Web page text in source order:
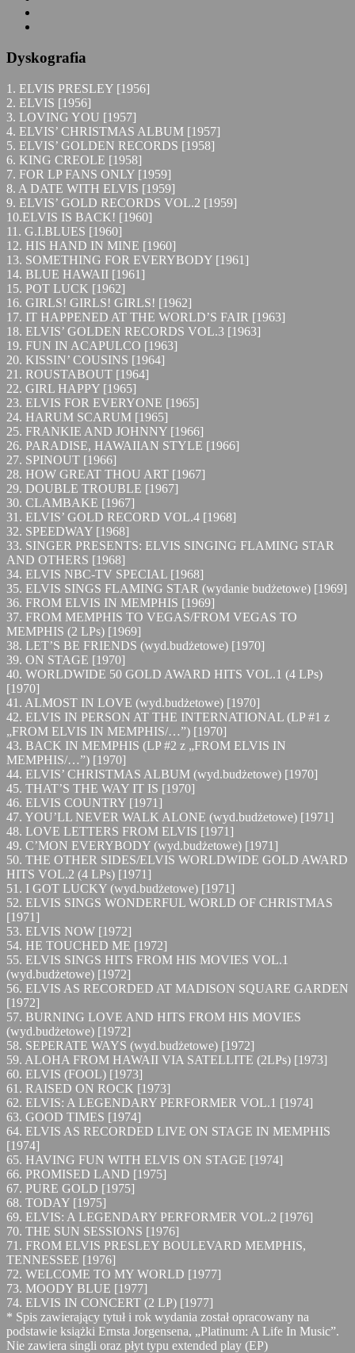
Dyskografia
1. ELVIS PRESLEY [1956]
2. ELVIS [1956]
3. LOVING YOU [1957]
4. ELVIS’ CHRISTMAS ALBUM [1957]
5. ELVIS’ GOLDEN RECORDS [1958]
6. KING CREOLE [1958]
7. FOR LP FANS ONLY [1959]
8. A DATE WITH ELVIS [1959]
9. ELVIS’ GOLD RECORDS VOL.2 [1959]
10.ELVIS IS BACK! [1960]
11. G.I.BLUES [1960]
12. HIS HAND IN MINE [1960]
13. SOMETHING FOR EVERYBODY [1961]
14. BLUE HAWAII [1961]
15. POT LUCK [1962]
16. GIRLS! GIRLS! GIRLS! [1962]
17. IT HAPPENED AT THE WORLD’S FAIR [1963]
18. ELVIS’ GOLDEN RECORDS VOL.3 [1963]
19. FUN IN ACAPULCO [1963]
20. KISSIN’ COUSINS [1964]
21. ROUSTABOUT [1964]
22. GIRL HAPPY [1965]
23. ELVIS FOR EVERYONE [1965]
24. HARUM SCARUM [1965]
25. FRANKIE AND JOHNNY [1966]
26. PARADISE, HAWAIIAN STYLE [1966]
27. SPINOUT [1966]
28. HOW GREAT THOU ART [1967]
29. DOUBLE TROUBLE [1967]
30. CLAMBAKE [1967]
31. ELVIS’ GOLD RECORD VOL.4 [1968]
32. SPEEDWAY [1968]
33. SINGER PRESENTS: ELVIS SINGING FLAMING STAR
AND OTHERS [1968]
34. ELVIS NBC-TV SPECIAL [1968]
35. ELVIS SINGS FLAMING STAR (wydanie budżetowe) [1969]
36. FROM ELVIS IN MEMPHIS [1969]
37. FROM MEMPHIS TO VEGAS/FROM VEGAS TO
MEMPHIS (2 LPs) [1969]
38. LET’S BE FRIENDS (wyd.budżetowe) [1970]
39. ON STAGE [1970]
40. WORLDWIDE 50 GOLD AWARD HITS VOL.1 (4 LPs)
[1970]
41. ALMOST IN LOVE (wyd.budżetowe) [1970]
42. ELVIS IN PERSON AT THE INTERNATIONAL (LP #1 z
„FROM ELVIS IN MEMPHIS/…”) [1970]
43. BACK IN MEMPHIS (LP #2 z „FROM ELVIS IN
MEMPHIS/…”) [1970]
44. ELVIS’ CHRISTMAS ALBUM (wyd.budżetowe) [1970]
45. THAT’S THE WAY IT IS [1970]
46. ELVIS COUNTRY [1971]
47. YOU’LL NEVER WALK ALONE (wyd.budżetowe) [1971]
48. LOVE LETTERS FROM ELVIS [1971]
49. C’MON EVERYBODY (wyd.budżetowe) [1971]
50. THE OTHER SIDES/ELVIS WORLDWIDE GOLD AWARD
HITS VOL.2 (4 LPs) [1971]
51. I GOT LUCKY (wyd.budżetowe) [1971]
52. ELVIS SINGS WONDERFUL WORLD OF CHRISTMAS
[1971]
53. ELVIS NOW [1972]
54. HE TOUCHED ME [1972]
55. ELVIS SINGS HITS FROM HIS MOVIES VOL.1
(wyd.budżetowe) [1972]
56. ELVIS AS RECORDED AT MADISON SQUARE GARDEN
[1972]
57. BURNING LOVE AND HITS FROM HIS MOVIES
(wyd.budżetowe) [1972]
58. SEPERATE WAYS (wyd.budżetowe) [1972]
59. ALOHA FROM HAWAII VIA SATELLITE (2LPs) [1973]
60. ELVIS (FOOL) [1973]
61. RAISED ON ROCK [1973]
62. ELVIS: A LEGENDARY PERFORMER VOL.1 [1974]
63. GOOD TIMES [1974]
64. ELVIS AS RECORDED LIVE ON STAGE IN MEMPHIS
[1974]
65. HAVING FUN WITH ELVIS ON STAGE [1974]
66. PROMISED LAND [1975]
67. PURE GOLD [1975]
68. TODAY [1975]
69. ELVIS: A LEGENDARY PERFORMER VOL.2 [1976]
70. THE SUN SESSIONS [1976]
71. FROM ELVIS PRESLEY BOULEVARD MEMPHIS,
TENNESSEE [1976]
72. WELCOME TO MY WORLD [1977]
73. MOODY BLUE [1977]
74. ELVIS IN CONCERT (2 LP) [1977]
* Spis zawierający tytuł i rok wydania został opracowany na
podstawie książki Ernsta Jorgensena, „Platinum: A Life In Music”.
Nie zawiera singli oraz płyt typu extended play (EP)